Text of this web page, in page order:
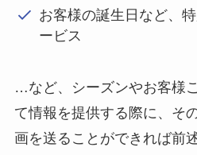
お客様の誕生日など、
ービス
…など、シーズンやお客様
て情報を提供する際に、そ
画を送ることができれば前